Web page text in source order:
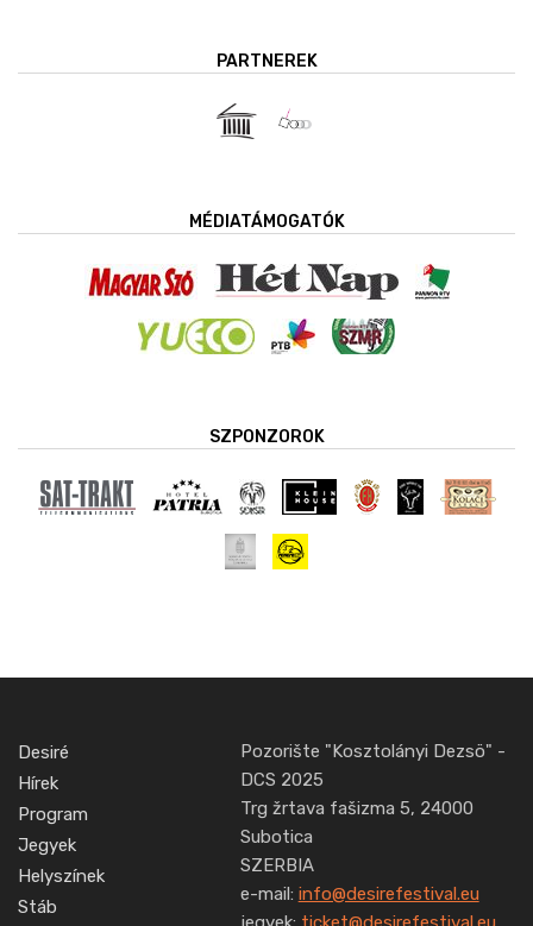
PARTNEREK
MÉDIATÁMOGATÓK
SZPONZOROK
Desiré
Hírek
Program
Jegyek
Helyszínek
Stáb
Pozorište "Kosztolányi Dezsö" -
DCS 2025
Trg žrtava fašizma 5, 24000
Subotica
SZERBIA
e-mail: info@desirefestival.eu